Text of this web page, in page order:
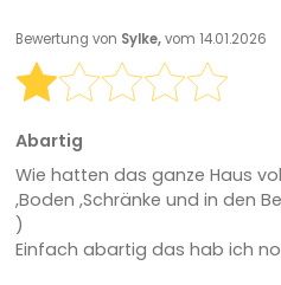
Bewertung von Sylke,vom 14.01.2026
Abartig
Wie hatten das ganze Haus
,Boden ,Schränke und in den
)
Einfach abartig das hab ich